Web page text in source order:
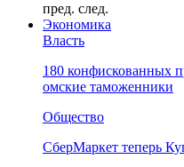
пред. след.
Экономика
Власть
180 конфискованных
омские таможенники
Общество
СберМаркет теперь